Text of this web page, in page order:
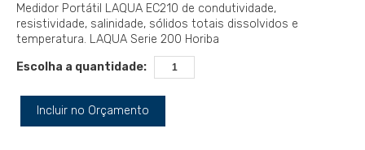
Medidor Portátil LAQUA EC210 de condutividade,
resistividade, salinidade, sólidos totais dissolvidos e
temperatura. LAQUA Serie 200 Horiba
Escolha a quantidade:
Incluir no Orçamento